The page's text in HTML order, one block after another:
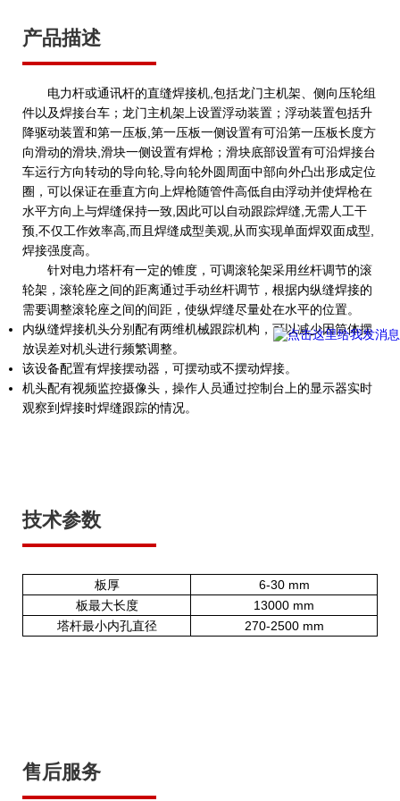
产品描述
电力杆或通讯杆的直缝焊接机,包括龙门主机架、侧向压轮组
件以及焊接台车；龙门主机架上设置浮动装置；浮动装置包括升
降驱动装置和第一压板,第一压板一侧设置有可沿第一压板长度方
向滑动的滑块,滑块一侧设置有焊枪；滑块底部设置有可沿焊接台
车运行方向转动的导向轮,导向轮外圆周面中部向外凸出形成定位
圈，可以保证在垂直方向上焊枪随管件高低自由浮动并使焊枪在
水平方向上与焊缝保持一致,因此可以自动跟踪焊缝,无需人工干
预,不仅工作效率高,而且焊缝成型美观,从而实现单面焊双面成型,
焊接强度高。
针对电力塔杆有一定的锥度，可调滚轮架采用丝杆调节的滚
轮架，滚轮座之间的距离通过手动丝杆调节，根据内纵缝焊接的
需要调整滚轮座之间的间距，使纵焊缝尽量处在水平的位置。
内纵缝焊接机头分别配有两维机械跟踪机构，可以减少因筒体摆
放误差对机头进行频繁调整。
该设备配置有焊接摆动器，可摆动或不摆动焊接。
机头配有视频监控摄像头，操作人员通过控制台上的显示器实时
观察到焊接时焊缝跟踪的情况。
技术参数
板厚
6-30 mm
板最大长度
13000 mm
塔杆最小内孔直径
270-2500 mm
售后服务